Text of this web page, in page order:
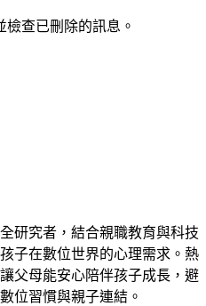
查已刪除的訊息。
研究者，結合親職教育與科技
子在數位世界的心理需求。熱
父母能安心陪伴孩子成長，避
位習慣與親子連結。